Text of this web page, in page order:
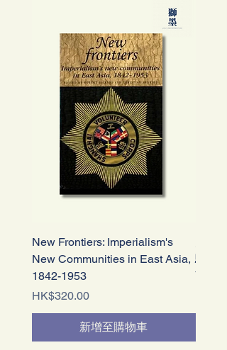
New Frontiers: Imperialism's
New Communities in East Asia,
1842-1953
價格
HK$320.00
新增至購物車
駛入
商業